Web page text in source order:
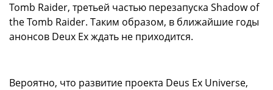
Tomb Raider, третьей частью перезапуска Shadow of
the Tomb Raider. Таким образом, в ближайшие годы
анонсов Deux Ex ждать не приходится.
Вероятно, что развитие проекта Deus Ex Universe,